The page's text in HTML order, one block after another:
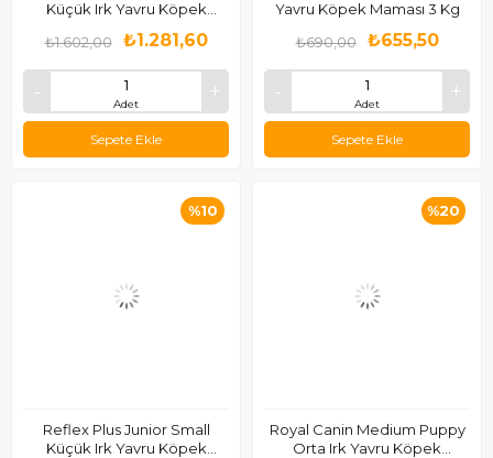
Küçük Irk Yavru Köpek
Adet
₺1.281,60
₺1.602,00
Sepete Ekle
Yavru Köpek Maması 3 Kg
Adet
₺655,50
₺690,00
Sepete Ekle
Reflex Plus Junior Small
Küçük Irk Yavru Köpek
%10
Royal Canin Medium Puppy
Orta Irk Yavru Köpek
%20